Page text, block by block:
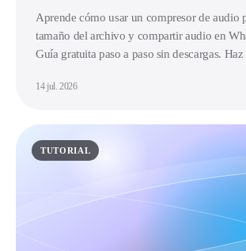
Aprende cómo usar un compresor de audio
tamaño del archivo y compartir audio en
Guía gratuita paso a paso sin descargas.
14 jul. 2026
TUTORIAL